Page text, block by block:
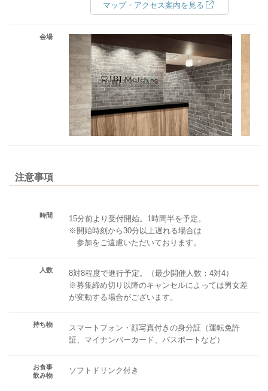
マップ・アクセス案内を見る
会場
注意事項
時間
15分前より受付開始。1時間半を予定。
※開始時刻から30分以上遅れる場合は
参加をご遠慮いただいております。
人数
8対8程度で進行予定。（最少開催人数：4対4）
※募集締め切り以降のキャンセルによっては男女差
が変動する場合がございます。
持ち物
スマートフォン・顔写真付きの身分証（運転免許
証、マイナンバーカード、パスポートなど）
お食事
飲み物
ソフトドリンク付き